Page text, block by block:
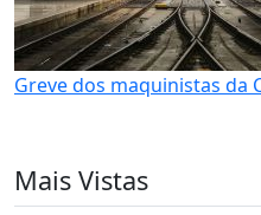
Greve dos maquinistas da
Mais Vistas